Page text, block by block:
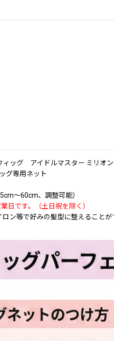
ッグ アイドルマスター ミリオ
グ専用ネット
〜60cm、調整可能）
日です。（土日祝を除く）
ン等で好みの髪型に整えること